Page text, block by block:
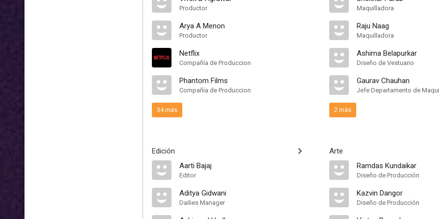
Productor
Arya A Menon
Productor
Netflix
Compañía de Produccion
Phantom Films
Compañía de Produccion
34 más
Edición
Aarti Bajaj
Editor
Aditya Gidwani
Dailies Manager
Maquilladora
Raju Naag
Maquilladora
Ashima Belapurkar
Diseño de Vestuario
Gaurav Chauhan
Jefe Departamento de
2 más
Arte
Ramdas Kundaikar
Diseño de Producción
Kazvin Dangor
Diseño de Producción